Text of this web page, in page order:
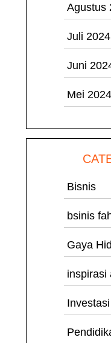
Agustus
Juli 2024
Juni
Mei 2024
Bisnis
bsinis
Gaya
inspirasi
Investasi